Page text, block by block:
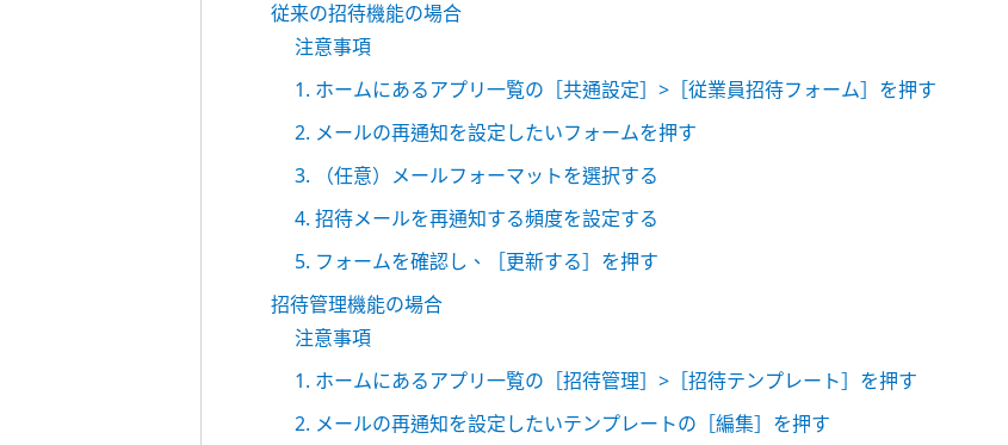
従来の招待機能の場合
注意事項
1. ホームにあるアプリ一覧の［共通設定］>［従業員招待フォーム］を押す
2. メールの再通知を設定したいフォームを押す
3. （任意）メールフォーマットを選択する
4. 招待メールを再通知する頻度を設定する
5. フォームを確認し、［更新する］を押す
招待管理機能の場合
注意事項
1. ホームにあるアプリ一覧の［招待管理］>［招待テンプレート］を押す
2. メールの再通知を設定したいテンプレートの［編集］を押す